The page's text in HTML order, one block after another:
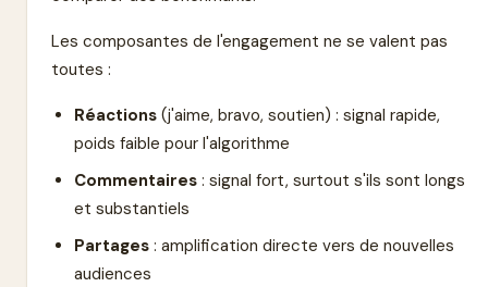
Les composantes de l'engagement ne se valent pas
toutes :
Réactions(j'aime, bravo, soutien) : signal rapide,
poids faible pour l'algorithme
Commentaires: signal fort, surtout s'ils sont longs
et substantiels
Partages: amplification directe vers de nouvelles
audiences